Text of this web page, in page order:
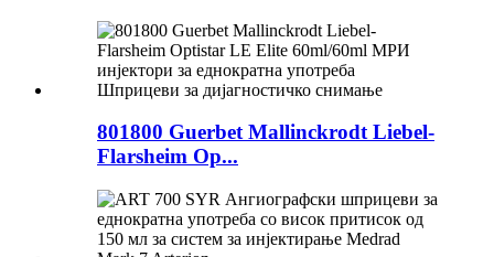
801800 Guerbet Mallinckrodt Liebel-
Flarsheim Op...